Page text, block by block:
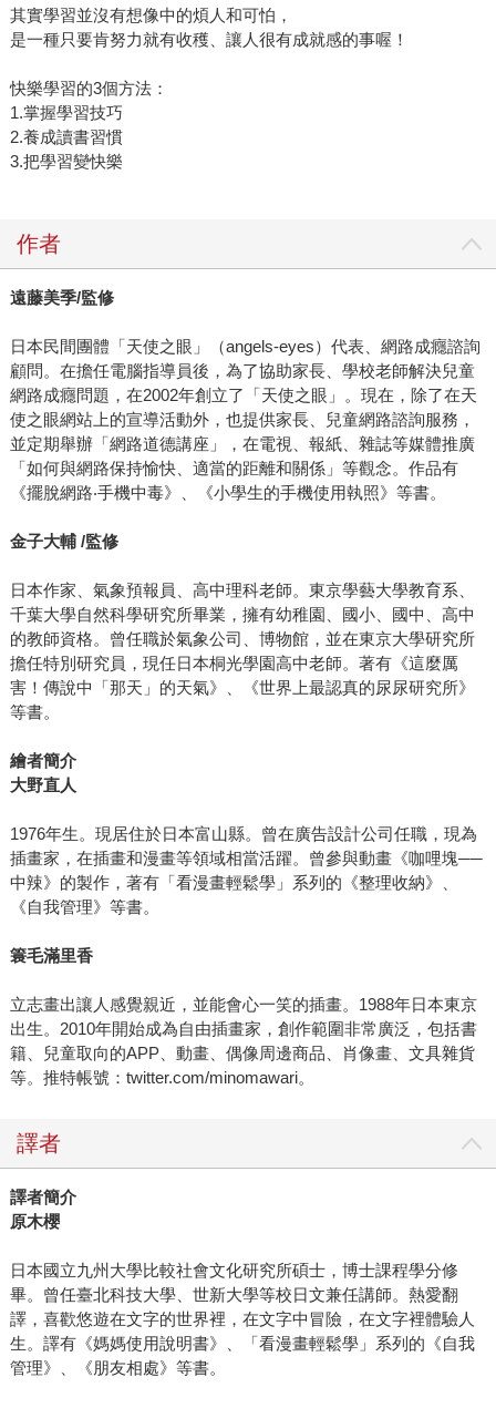
其實學習並沒有想像中的煩人和可怕，
是一種只要肯努力就有收穫、讓人很有成就感的事喔！
快樂學習的3個方法：
1.掌握學習技巧
2.養成讀書習慣
3.把學習變快樂
作者
遠藤美季/監修
日本民間團體「天使之眼」（angels-eyes）代表、網路成癮諮詢
顧問。在擔任電腦指導員後，為了協助家長、學校老師解決兒童
網路成癮問題，在2002年創立了「天使之眼」。現在，除了在天
使之眼網站上的宣導活動外，也提供家長、兒童網路諮詢服務，
並定期舉辦「網路道德講座」，在電視、報紙、雜誌等媒體推廣
「如何與網路保持愉快、適當的距離和關係」等觀念。作品有
《擺脫網路‧手機中毒》、《小學生的手機使用執照》等書。
金子大輔 /監修
日本作家、氣象預報員、高中理科老師。東京學藝大學教育系、
千葉大學自然科學研究所畢業，擁有幼稚園、國小、國中、高中
的教師資格。曾任職於氣象公司、博物館，並在東京大學研究所
擔任特別研究員，現任日本桐光學園高中老師。著有《這麼厲
害！傳說中「那天」的天氣》、《世界上最認真的尿尿研究所》
等書。
繪者簡介
大野直人
1976年生。現居住於日本富山縣。曾在廣告設計公司任職，現為
插畫家，在插畫和漫畫等領域相當活躍。曾參與動畫《咖哩塊──
中辣》的製作，著有「看漫畫輕鬆學」系列的《整理收納》、
《自我管理》等書。
簑毛滿里香
立志畫出讓人感覺親近，並能會心一笑的插畫。1988年日本東京
出生。2010年開始成為自由插畫家，創作範圍非常廣泛，包括書
籍、兒童取向的APP、動畫、偶像周邊商品、肖像畫、文具雜貨
等。推特帳號：twitter.com/minomawari。
譯者
譯者簡介
原木櫻
日本國立九州大學比較社會文化研究所碩士，博士課程學分修
畢。曾任臺北科技大學、世新大學等校日文兼任講師。熱愛翻
譯，喜歡悠遊在文字的世界裡，在文字中冒險，在文字裡體驗人
生。譯有《媽媽使用說明書》、「看漫畫輕鬆學」系列的《自我
管理》、《朋友相處》等書。